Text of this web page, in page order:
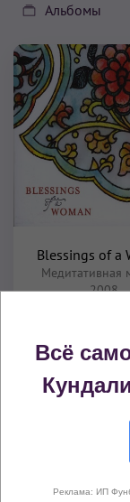
Альбомы
Blessings of a
Медитативная
2008
Комментарии (0)
Всё
Реклама: ИП